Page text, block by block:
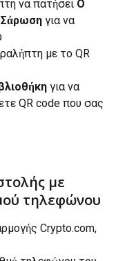
να πατήσει Ο
Σάρωση για να
με το QR
για να
QR code που σας
με
τηλεφώνου
Crypto.com,